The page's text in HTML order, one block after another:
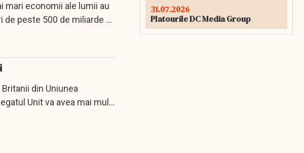
mari economii ale lumii au
peste 500 de miliarde de
din Uniunea
Unit va avea mai mult
31.07.2026
Platourile DC Media Group